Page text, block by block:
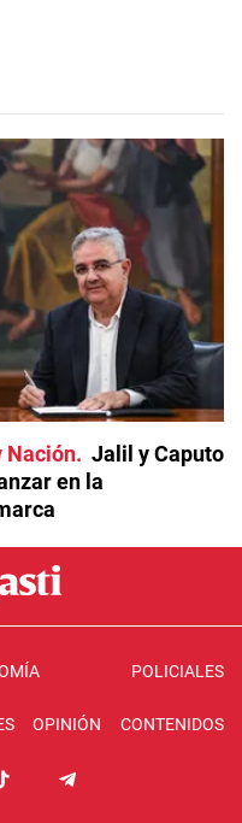
Nación
Jalil y Caputo
en la
POLICIALES
OPINIÓN CONTENIDOS